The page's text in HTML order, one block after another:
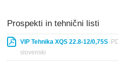
Prospekti in tehnični listi
VIP Tehnika XQS 22.8-12/0,75S
slovenski